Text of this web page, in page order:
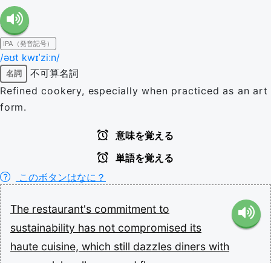
IPA（発音記号）
/əʊt kwɪˈziːn/
名詞
不可算名詞
Refined cookery, especially when practiced as an art
form.
意味を覚える
単語を覚える
このボタンはなに？
The restaurant's commitment to
sustainability has not compromised its
haute cuisine, which still dazzles diners with